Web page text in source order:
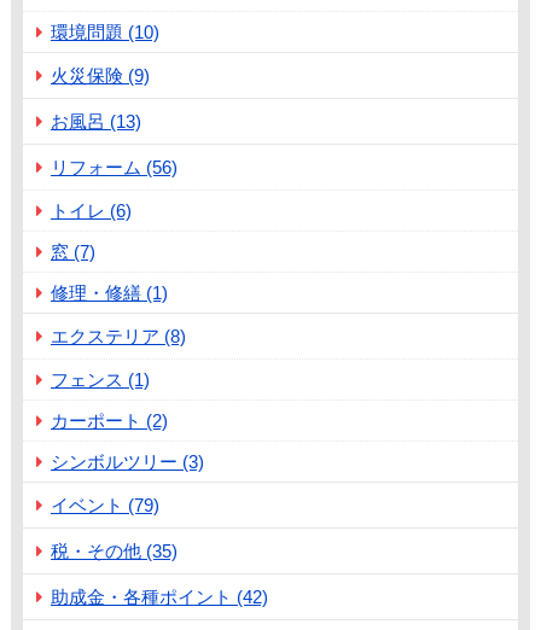
環境問題 (10)
火災保険 (9)
お風呂 (13)
リフォーム (56)
トイレ (6)
窓 (7)
修理・修繕 (1)
エクステリア (8)
フェンス (1)
カーポート (2)
シンボルツリー (3)
イベント (79)
税・その他 (35)
助成金・各種ポイント (42)